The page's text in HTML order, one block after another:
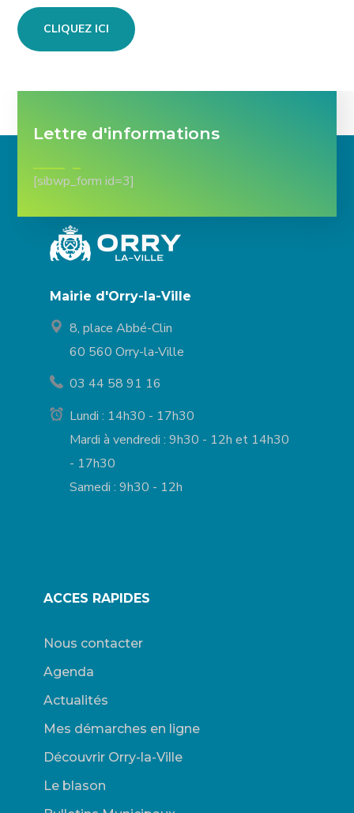
CLIQUEZ ICI
Lettre d'informations
[sibwp_form id=3]
Mairie d'Orry-la-Ville
8, place Abbé-Clin
60 560 Orry-la-Ville
03 44 58 91 16
Lundi : 14h30 - 17h30
Mardi à vendredi : 9h30 - 12h et 14h30
- 17h30
Samedi : 9h30 - 12h
ACCES RAPIDES
Nous contacter
Agenda
Actualités
Mes démarches en ligne
Découvrir Orry-la-Ville
Le blason